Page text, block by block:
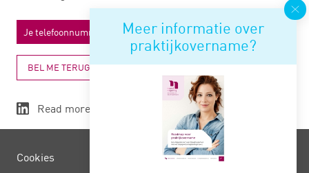
Meer informatie over
praktijkovername?
BEL ME TERUG
Read more
Cookies